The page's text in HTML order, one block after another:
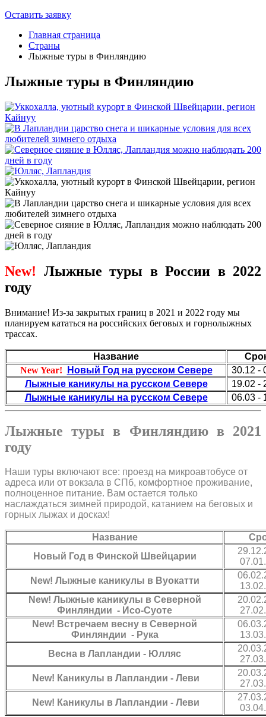
Оставить заявку
Главная страница
Страны
Лыжные туры в Финляндию
Лыжные туры в Финляндию
New! Лыжные туры в России в 2022
году
Внимание! Из-за закрытых границ в 2021 и 2022 году мы
планируем кататься на российских беговых и горнолыжных
трассах.
Название
New Year!
Новый Год на русском Севере
30.12 -
Лыжные каникулы на русском Севере
19.02 -
Лыжные каникулы на русском Севере
06.03 -
Лыжные туры в Финляндию в 2021
году
Наши туры включают все: проезд на микроавтобусе от
адреса или от вокзала в СПб, комфортное проживание,
полноценное питание. Вам остается только
наслаждаться зимней природой, катанием на беговых и
горных лыжах и досках!
Название
Новый Год в Финской Швейцарии
New! Лыжные каникулы в Вуокатти
New! Лыжные каникулы в Северной
Финляндии - Исо-Суоте
New! Встречаем весну в Северной
Финляндии - Рука
Весна в Лапландии - Юлляс
New! Каникулы в Лапландии - Леви
New! Каникулы в Лапландии - Леви